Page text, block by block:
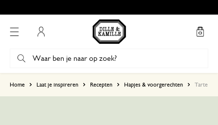
Home Laat je inspireren Recepten Hapjes & voorgerechten Tarte